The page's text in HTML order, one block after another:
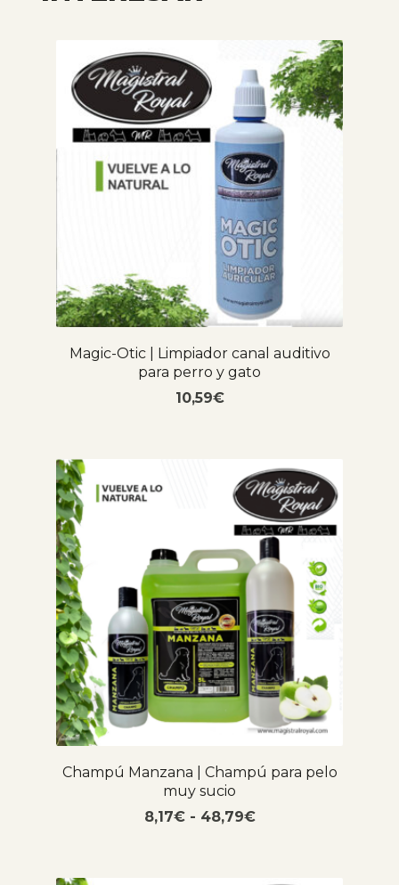
Magic-Otic | Limpiador canal auditivo
para perro y gato
10,59€
Champú Manzana | Champú para pelo
muy sucio
8,17€ - 48,79€